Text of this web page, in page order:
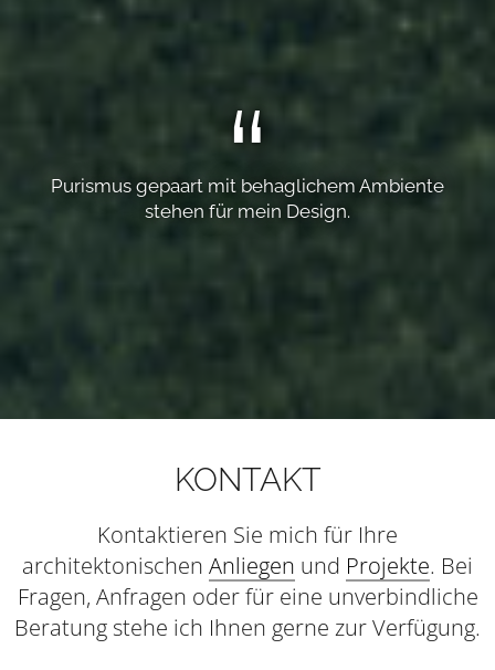
Purismus gepaart mit behaglichem Ambiente
stehen für mein Design.
KONTAKT
Kontaktieren Sie mich für Ihre
architektonischen Anliegen und Projekte. Bei
Fragen, Anfragen oder für eine unverbindliche
Beratung stehe ich Ihnen gerne zur Verfügung.